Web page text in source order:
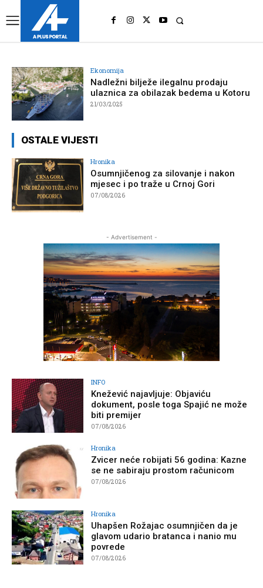
Ekonomija
Nadležni bilježe ilegalnu prodaju
ulaznica za obilazak bedema u Kotoru
21/03/2025
OSTALE VIJESTI
Hronika
Osumnjičenog za silovanje i nakon
mjesec i po traže u Crnoj Gori
07/08/2026
- Advertisement -
INFO
Knežević najavljuje: Objaviću
dokument, posle toga Spajić ne može
biti premijer
07/08/2026
Hronika
Zvicer neće robijati 56 godina: Kazne
se ne sabiraju prostom računicom
07/08/2026
Hronika
Uhapšen Rožajac osumnjičen da je
glavom udario bratanca i nanio mu
povrede
07/08/2026